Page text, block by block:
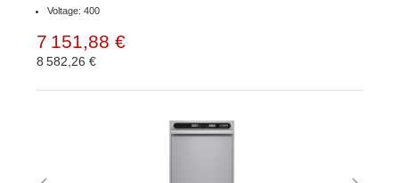
Voltage: 400
7 151,88 €
8 582,26 €